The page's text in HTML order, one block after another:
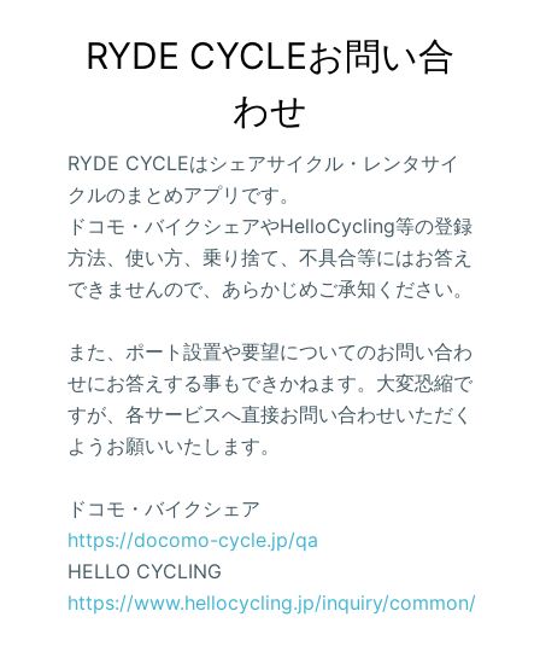
RYDE CYCLEお問い合
わせ
RYDE CYCLEはシェアサイクル・レンタサイ
クルのまとめアプリです。
ドコモ・バイクシェアやHelloCycling等の登録
方法、使い方、乗り捨て、不具合等にはお答え
できませんので、あらかじめご承知ください。
また、ポート設置や要望についてのお問い合わ
せにお答えする事もできかねます。大変恐縮で
すが、各サービスへ直接お問い合わせいただく
ようお願いいたします。
ドコモ・バイクシェア
https://docomo-cycle.jp/qa
HELLO CYCLING
https://www.hellocycling.jp/inquiry/common/